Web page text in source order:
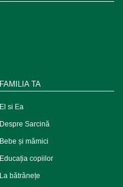
FAMILIA TA
El si Ea
Despre Sarcină
Bebe și mămici
Educația copiilor
La bătrânețe